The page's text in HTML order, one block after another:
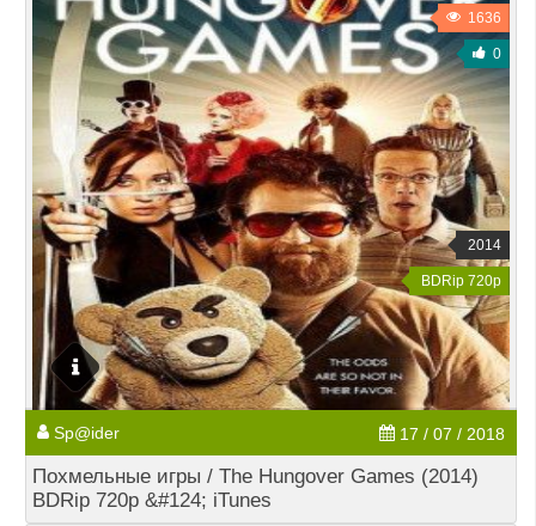
1636
0
2014
BDRip 720p
Sp@ider 17 / 07 / 2018
Похмельные игры / The Hungover Games (2014)
BDRip 720p &#124; iTunes